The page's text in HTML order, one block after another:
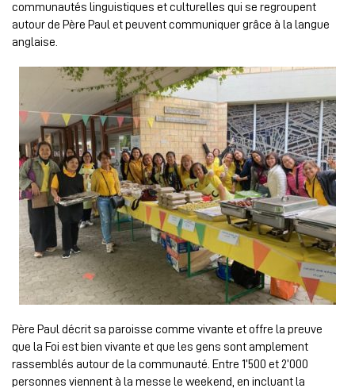
communautés linguistiques et culturelles qui se regroupent
autour de Père Paul et peuvent communiquer grâce à la langue
anglaise.
Père Paul décrit sa paroisse comme vivante et offre la preuve
que la Foi est bien vivante et que les gens sont amplement
rassemblés autour de la communauté. Entre 1’500 et 2’000
personnes viennent à la messe le weekend, en incluant la